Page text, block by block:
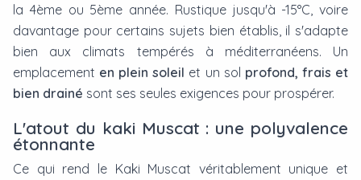
la 4ème ou 5ème année. Rustique jusqu'à -15°C, voire
davantage pour certains sujets bien établis, il s'adapte
bien aux climats tempérés à méditerranéens. Un
emplacement en plein soleil et un sol profond, frais et
bien drainé sont ses seules exigences pour prospérer.
L'atout du kaki Muscat : une polyvalence
étonnante
Ce qui rend le Kaki Muscat véritablement unique et